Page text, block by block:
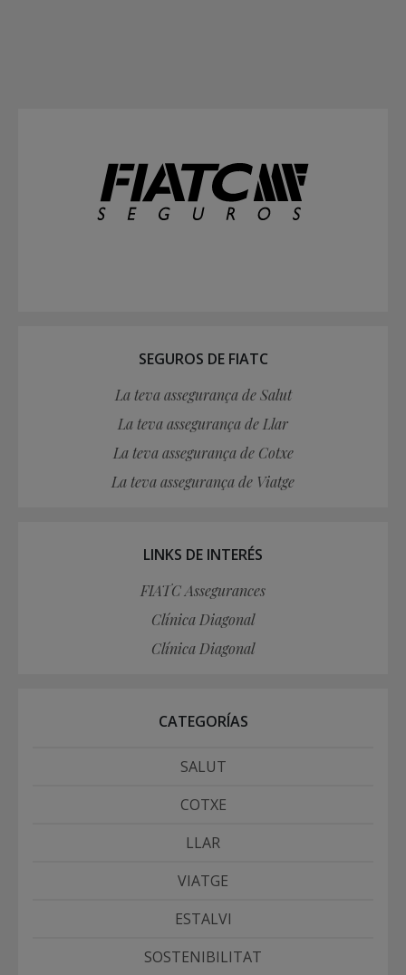
SEGUROS DE FIATC
La teva assegurança de Salut
La teva assegurança de Llar
La teva assegurança de Cotxe
La teva assegurança de Viatge
LINKS DE INTERÉS
FIATC Assegurances
Clínica Diagonal
Clínica Diagonal
CATEGORÍAS
SALUT
COTXE
LLAR
VIATGE
ESTALVI
SOSTENIBILITAT